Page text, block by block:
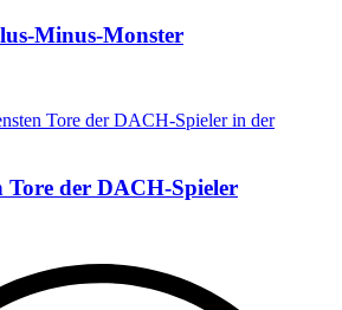
Minus-Monster
Tore der DACH-Spieler